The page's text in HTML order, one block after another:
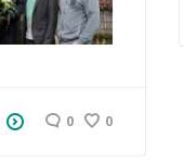
0 0